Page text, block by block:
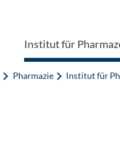
Institut für
Pharmazie Institut für